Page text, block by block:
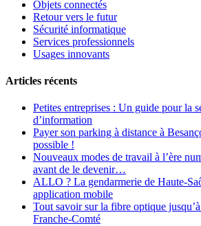
Objets connectés
Retour vers le futur
Sécurité informatique
Services professionnels
Usages innovants
Articles récents
Petites entreprises : Un guide pour la
d’information
Payer son parking à distance à
possible !
Nouveaux modes de travail à l’ère
avant de le devenir…
ALLO ? La gendarmerie de Haute-
application mobile
Tout savoir sur la fibre optique
Franche-Comté